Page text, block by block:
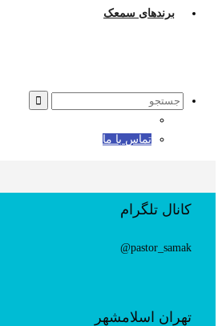
برندهای سمعک
Search
تماس با ما
کانال تلگرام
pastor_samak@
تهران اسلامشهر